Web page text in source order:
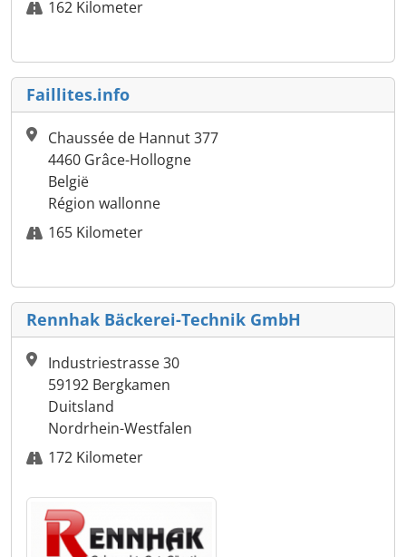
162 Kilometer
Faillites.info
Chaussée de Hannut 377
4460 Grâce-Hollogne
België
Région wallonne
165 Kilometer
Rennhak Bäckerei-Technik GmbH
Industriestrasse 30
59192 Bergkamen
Duitsland
Nordrhein-Westfalen
172 Kilometer